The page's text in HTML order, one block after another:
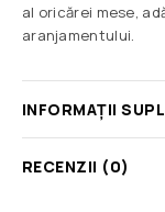
al oricărei mese,
aranjamentului.
INFORMAȚII
RECENZII (0)